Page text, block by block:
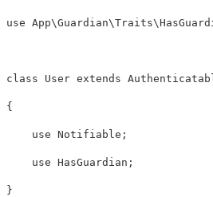
use
class User extends
{
use Notifiable ;
use HasGuardian ;
}